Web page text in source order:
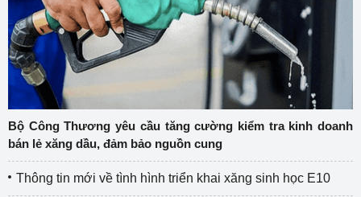
Bộ Công Thương yêu cầu tăng cường kiểm tra kinh doanh
bán lẻ xăng dầu, đảm bảo nguồn cung
Thông tin mới về tình hình triển khai xăng sinh học E10